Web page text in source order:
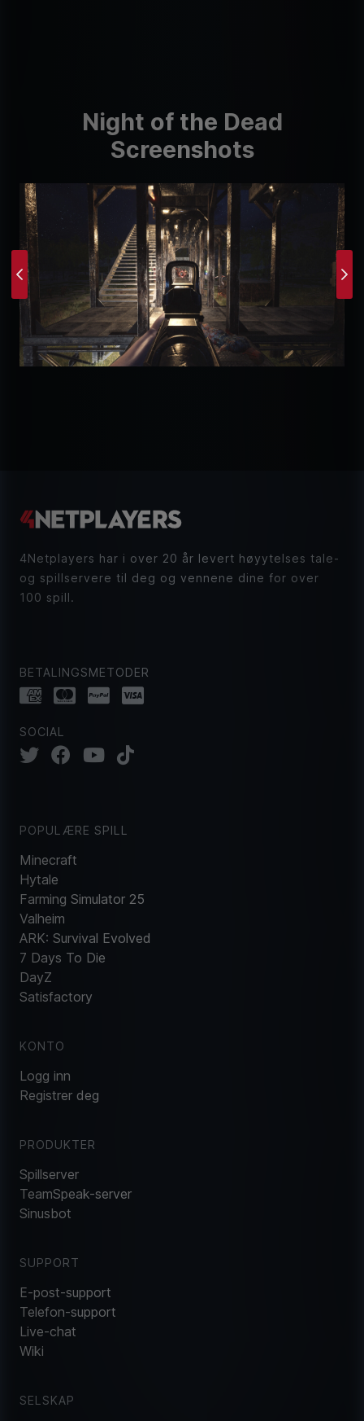
Night of the Dead
Screenshots
Previous
4Netplayers har i over 20 år levert høyytelses tale-
og spillservere til deg og vennene dine for over
100 spill.
BETALINGSMETODER
SOCIAL
POPULÆRE SPILL
Minecraft
Hytale
Farming Simulator 25
Valheim
ARK: Survival Evolved
7 Days To Die
DayZ
Satisfactory
KONTO
Logg inn
Registrer deg
PRODUKTER
Spillserver
TeamSpeak-server
Sinusbot
SUPPORT
E-post-support
Telefon-support
Live-chat
Wiki
SELSKAP